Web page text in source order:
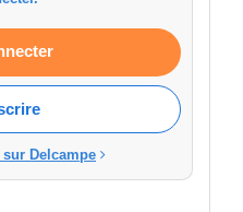
Delcampe